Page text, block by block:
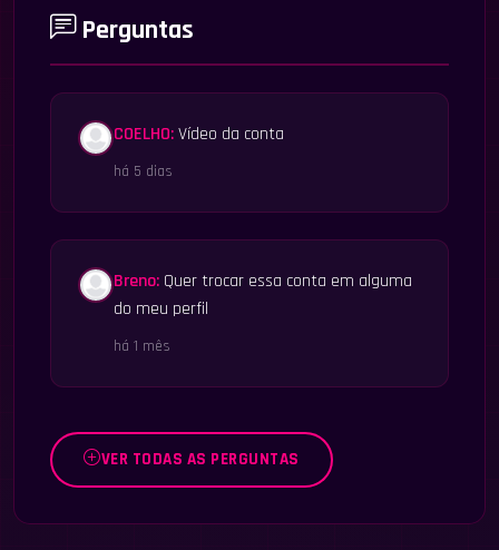
Perguntas
COELHO:Vídeo da conta
há 5 dias
Breno: Quer trocar essa conta em alguma
do meu perfil
há 1 mês
VER TODAS AS PERGUNTAS